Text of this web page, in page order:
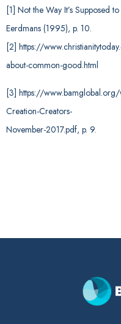
[1] Not the Way It’s Supposed
Eerdmans (1995), p. 10.
[2] https://
about-common-good.html
[3] https://
Creation-Creators-
November-2017.pdf, p. 9.